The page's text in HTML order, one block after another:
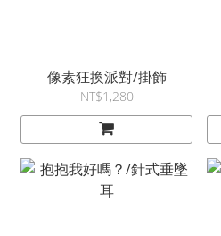
像素狂換派對/掛飾
NT$1,280